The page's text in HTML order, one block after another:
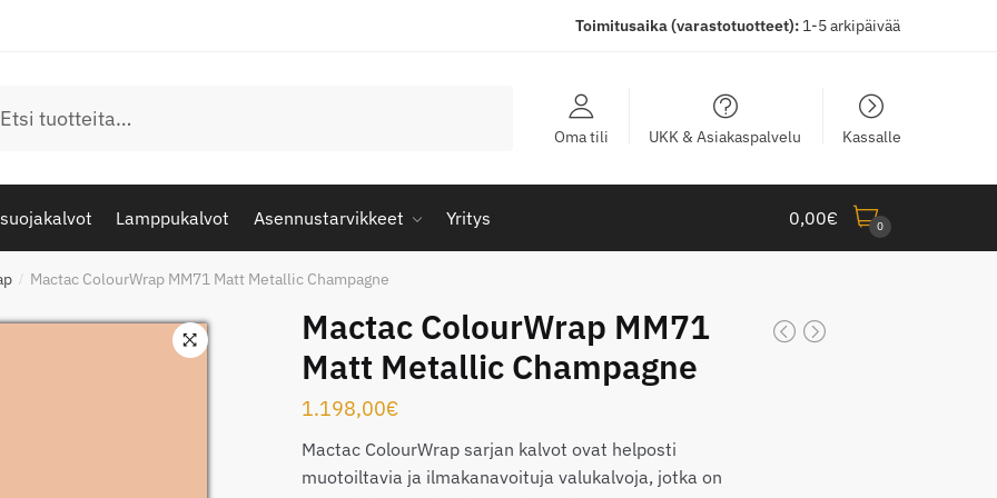
Toimitusaika (varastotuotteet): 1-5 arkipäivää
Oma tili
UKK & Asiakaspalvelu Kassalle
Lamppukalvot Asennustarvikkeet Yritys 0,00€ 0
/ Mactac ColourWrap MM71 Matt Metallic Champagne
Mactac ColourWrap MM71
Matt Metallic Champagne
1.198,00€
Mactac ColourWrap sarjan kalvot ovat helposti
muotoiltavia ja ilmakanavoituja valukalvoja, jotka on